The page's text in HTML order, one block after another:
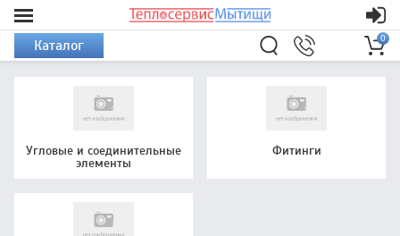
Каталог 0
Угловые и соединительные
элементы
Фитинги